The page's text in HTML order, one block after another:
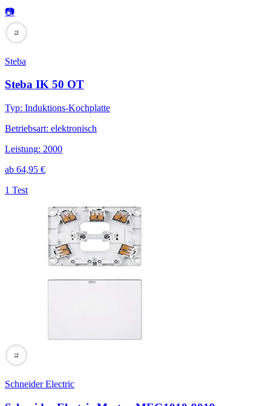
📷
73
Steba
Steba IK 50 OT
Typ: Induktions-Kochplatte
Betriebsart: elektronisch
Leistung: 2000
ab 64,95 €
1 Test
73
Schneider Electric